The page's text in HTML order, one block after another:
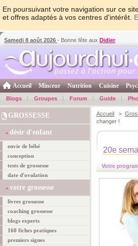
En poursuivant votre navigation sur ce
et offres adaptés à vos centres d'intérêt.
Samedi 8 août 2026 - Bonne fête aux Didier
Accueil Minceur Nutrition Cuisine
Blogs Groupes Forum Guide
GROSSESSE
désir d'enfant
envie de bébé
conception
tests de grossesse
date d'ovulation
votre grossesse
livres grossesse
coaching grossesse
blogs experts
160 fiches pratiques
premiers signes
Accueil >
changer !
20e
Votre